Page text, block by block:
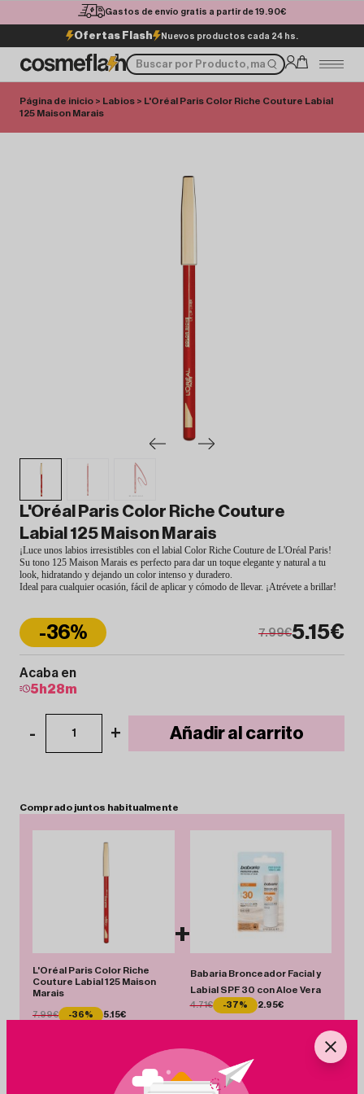
Gastos de envío gratis a partir de 19.90€
Ofertas Flash Nuevos productos cada 24 hs.
Página de inicio > Labios > L'Oréal Paris Color Riche Couture Labial
125 Maison Marais
L'Oréal Paris Color Riche Couture
Labial 125 Maison Marais
¡Luce unos labios irresistibles con el labial Color Riche Couture de L'Oréal Paris!
Su tono 125 Maison Marais es perfecto para dar un toque elegante y natural a tu
look, hidratando y dejando un color intenso y duradero.
Ideal para cualquier ocasión, fácil de aplicar y cómodo de llevar. ¡Atrévete a brillar!
5.15€
-36% 7.99€
Acaba en
5 h28m
- 1 + Añadir al carrito
Comprado juntos habitualmente
L'Oréal Paris Color Riche
Couture Labial 125 Maison
Marais
7.99€ -36% 5.15€
+
Babaria Bronceador Facial y
Labial SPF 30 con Aloe Vera
4.71€ -37% 2.95€
Total 8.10 € Añadir Pack